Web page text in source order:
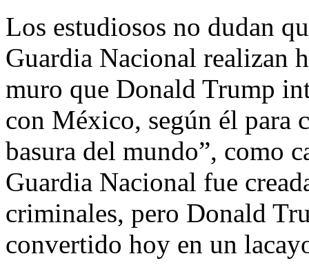
Los estudiosos no dudan
Guardia Nacional realizan
muro que Donald Trump
con México, según él para
basura del mundo”, como
Guardia Nacional fue
criminales, pero Donald
convertido hoy en un